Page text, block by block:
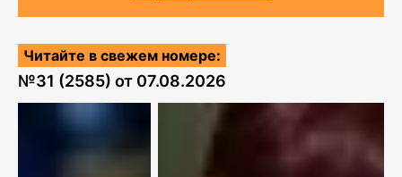
Читайте в свежем номере:
№31 (2585) от 07.08.2026